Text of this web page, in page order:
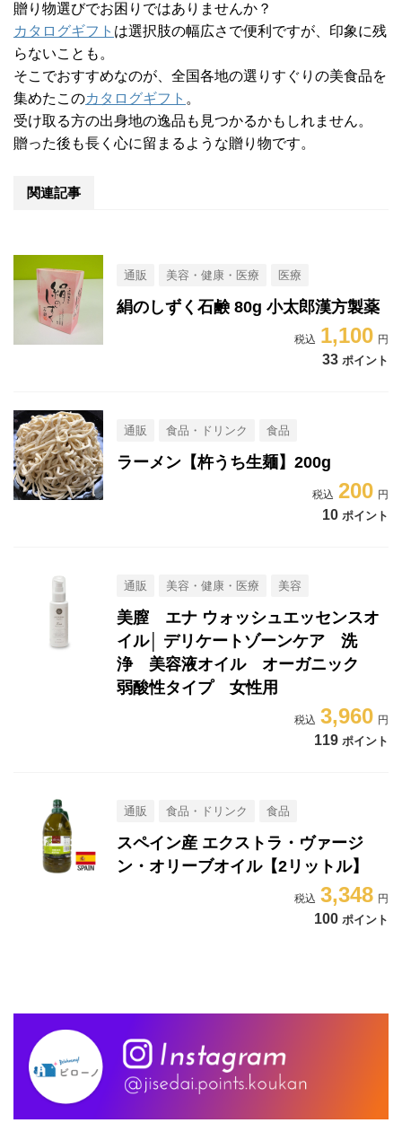
贈り物選びでお困りではありませんか？
カタログギフト は選択肢の幅広さで便利ですが、印象に残
らないことも。
そこでおすすめなのが、全国各地の選りすぐりの美食品を
集めたこのカタログギフト 。
受け取る方の出身地の逸品も見つかるかもしれません。
贈った後も長く心に留まるような贈り物です。
関連記事
通販 美容・健康・医療 医療
絹のしずく石鹸 80g 小太郎漢方製薬
1,100
33 ポイント
通販 食品・ドリンク 食品
ラーメン【杵うち生麺】200g
200
10 ポイント
通販 美容・健康・医療 美容
美膣 エナ ウォッシュエッセンスオ
イル│ デリケートゾーンケア 洗
浄 美容液オイル オーガニック
弱酸性タイプ 女性用
3,960
119 ポイント
通販 食品・ドリンク 食品
スペイン産 エクストラ・ヴァージ
ン・オリーブオイル【2リットル】
3,348
100 ポイント